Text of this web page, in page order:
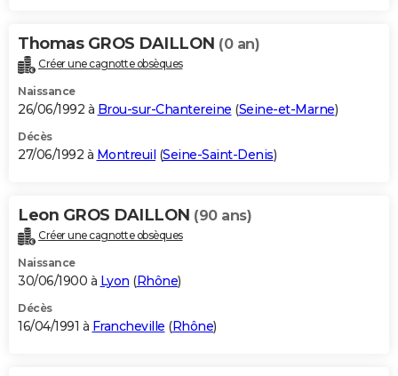
Thomas GROS DAILLON (0 an)
Créer une cagnotte obsèques
Naissance
26/06/1992 à Brou-sur-Chantereine (Seine-et-Marne)
Décès
27/06/1992 à Montreuil (Seine-Saint-Denis)
Leon GROS DAILLON (90 ans)
Créer une cagnotte obsèques
Naissance
30/06/1900 à Lyon (Rhône)
Décès
16/04/1991 à Francheville (Rhône)